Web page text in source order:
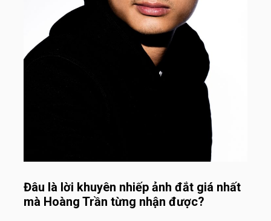
Đâu là lời khuyên nhiếp ảnh đắt giá nhất
mà Hoàng Trần từng nhận được?